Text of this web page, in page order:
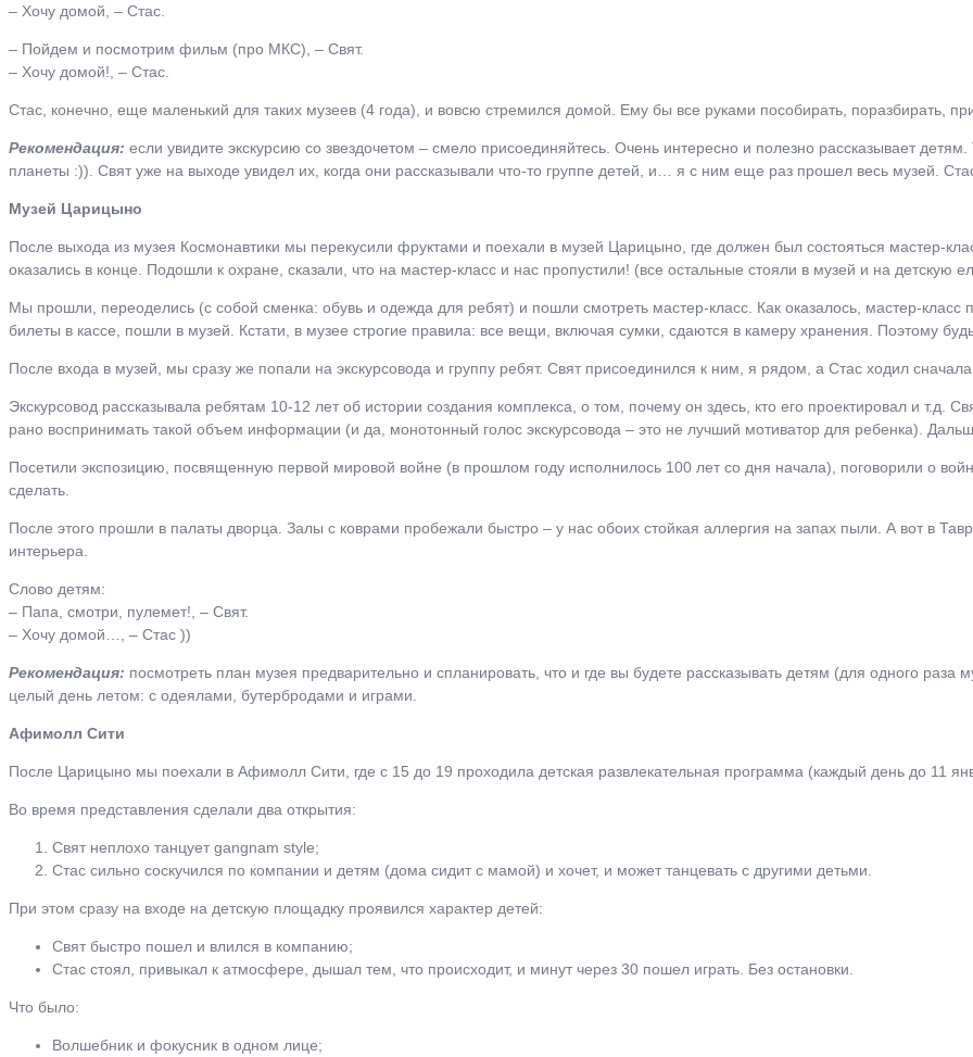
– Хочу домой, – Стас.
– Пойдем и посмотрим фильм (про МКС), – Свят.
– Хочу домой!, – Стас.
Стас, конечно, еще маленький для таких музеев (4 года), и вовсю стремился домой. Ему бы все руками пособирать, поразбирать,
Рекомендация: если увидите экскурсию со звездочетом – смело присоединяйтесь. Очень интересно и полезно рассказывает
планеты :)). Свят уже на выходе увидел их, когда они рассказывали что-то группе детей, и… я с ним еще раз прошел весь музей.
Музей Царицыно
После выхода из музея Космонавтики мы перекусили фруктами и поехали в музей Царицыно, где должен был состояться мастер-
оказались в конце. Подошли к охране, сказали, что на мастер-класс и нас пропустили! (все остальные стояли в музей и на детскую
Мы прошли, переоделись (с собой сменка: обувь и одежда для ребят) и пошли смотреть мастер-класс. Как оказалось, мастер-
билеты в кассе, пошли в музей. Кстати, в музее строгие правила: все вещи, включая сумки, сдаются в камеру хранения. Поэтому
После входа в музей, мы сразу же попали на экскурсовода и группу ребят. Свят присоединился к ним, я рядом, а Стас ходил
Экскурсовод рассказывала ребятам 10-12 лет об истории создания комплекса, о том, почему он здесь, кто его проектировал и т.д.
рано воспринимать такой объем информации (и да, монотонный голос экскурсовода – это не лучший мотиватор для ребенка).
Посетили экспозицию, посвященную первой мировой войне (в прошлом году исполнилось 100 лет со дня начала), поговорили о
сделать.
После этого прошли в палаты дворца. Залы с коврами пробежали быстро – у нас обоих стойкая аллергия на запах пыли. А вот в
интерьера.
Слово детям:
– Папа, смотри, пулемет!, – Свят.
– Хочу домой…, – Стас ))
Рекомендация: посмотреть план музея предварительно и спланировать, что и где вы будете рассказывать детям (для одного
целый день летом: с одеялами, бутербродами и играми.
Афимолл Сити
После Царицыно мы поехали в Афимолл Сити, где с 15 до 19 проходила детская развлекательная программа (каждый день до 11
Во время представления сделали два открытия:
Свят неплохо танцует gangnam style;
Стас сильно соскучился по компании и детям (дома сидит с мамой) и хочет, и может танцевать с другими детьми.
При этом сразу на входе на детскую площадку проявился характер детей:
Свят быстро пошел и влился в компанию;
Стас стоял, привыкал к атмосфере, дышал тем, что происходит, и минут через 30 пошел играть. Без остановки.
Что было:
Волшебник и фокусник в одном лице;